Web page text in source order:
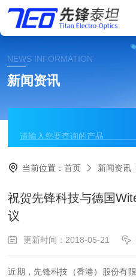
NEWS INFORMATION
新闻资讯
当前位置：首页 新闻资讯
祝贺先锋科技与德国
议
更新时间：2018-05-21
近期，先锋科技（香港）股份有